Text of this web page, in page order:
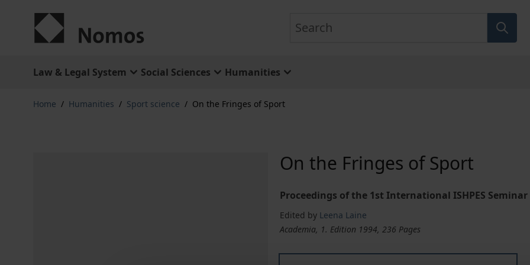
Law & Legal System Social Sciences Humanities
Home / Humanities / Sport science / On the Fringes of Sport
On the Fringes of Sport
Proceedings of the 1st International ISHPES
Edited by Leena Laine
Academia, 1. Edition 1994, 236 Pages